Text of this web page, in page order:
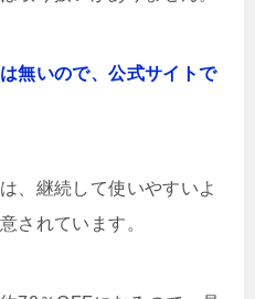
無いので、公式サイトで
、継続して使いやすいよ
されています。